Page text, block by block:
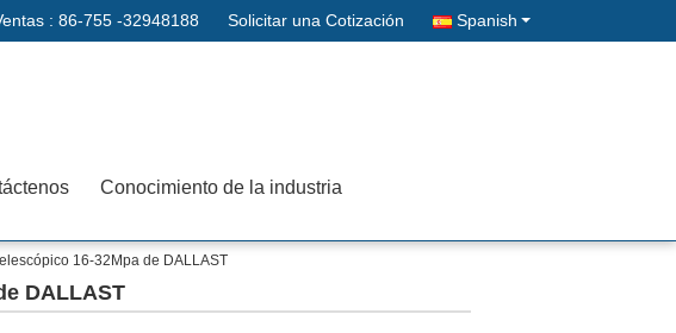
: 86-755 -32948188 Solicitar una Cotización Spanish
Conocimiento de la industria
16-32Mpa de DALLAST
DALLAST